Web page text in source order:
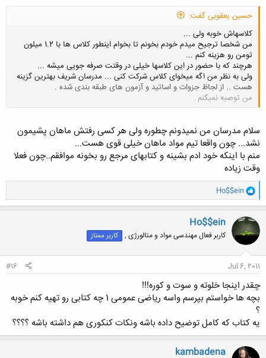
حسین یعقوبی گفت:
کلاسهاش خوبه ولی ...
من شخصا ترجیح میدم خودم بخونم تا بخوام اینطور کلاس ها با 1.2 میلون
تومن رو هزینه کنم ...
هرچند که با حضور در این کلاسها خیلی در وقتت صرفه جویی میشه ...
ولی به نظر من اگه میخوای کلاس شرکت کنی ... مدرسان شریف بهترین گزینه
هست .. از لجاظ جزوات و اساتید و آزمون های طبقه بندی شده .
من توصیه نمیکنم .
سلام مدرسان من نمیدونم چطوره ولی هر کسی رفتش ماهان پشیمون
نشد... چون واقعا تیم مواد ماهان خیلی قوی هست...
منم با اینکه خود ادم بشینه و کتابهای مرجع رو بخونه موافقم..چون فعلا
وقت زیاده
و
ا
ک
ن
ش
ه
ا
Ho$$ein
Ho$$ein
کاربر فعال مهندسی مواد و متالورژی , کاربر ممتاز
Jul 6, 2011
#16
چقدر اینجا خلوته و سوت و کوره!!!
بچه ها خواستم بپرسم واسه ریاضی عمومی 1 چه کتابی رو تهیه کنم خوبه
؟
یه کتاب که کامل توضیح داده باشه ونکات کنکوری هم داشته باشه ؟؟؟؟
kambadena